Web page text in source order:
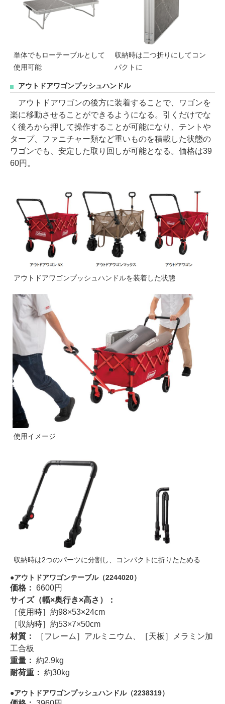
単体でもローテーブルとして
使用可能
収納時は二つ折りにしてコン
パクトに
アウトドアワゴンプッシュハンドル
アウトドアワゴンの後方に装着することで、ワゴンを
楽に移動させることができるようになる。引くだけでな
く後ろから押して操作することが可能になり、テントや
タープ、ファニチャー類など重いものを積載した状態の
ワゴンでも、安定した取り回しが可能となる。価格は39
60円。
アウトドアワゴンプッシュハンドルを装着した状態
使用イメージ
収納時は2つのパーツに分割し、コンパクトに折りたためる
アウトドアワゴンテーブル（2244020）
価格： 6600円
サイズ（幅×奥行き×高さ）：
［使用時］約98×53×24cm
［収納時］約53×7×50cm
材質：
［フレーム］アルミニウム、［天板］メラミン加
工合板
重量： 約2.9kg
耐荷重： 約30kg
アウトドアワゴンプッシュハンドル（2238319）